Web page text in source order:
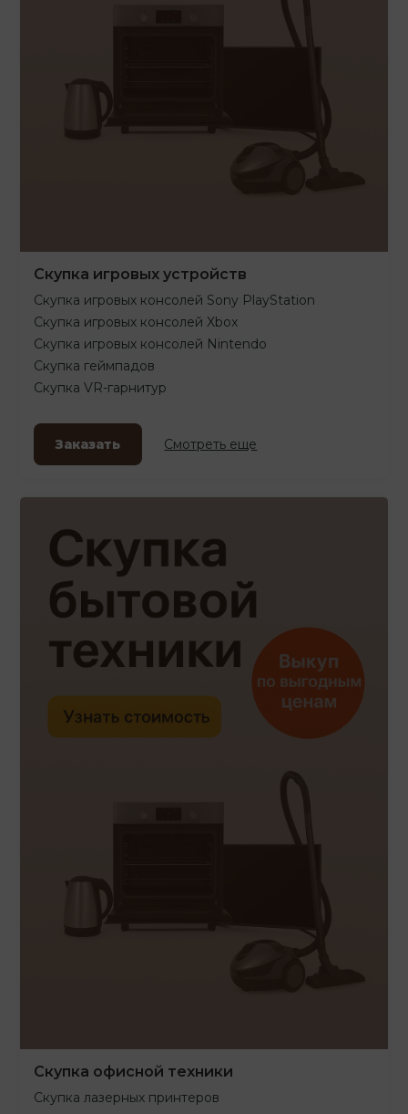
Скупка игровых устройств
Скупка игровых консолей Sony PlayStation
Скупка игровых консолей Xbox
Скупка игровых консолей Nintendo
Скупка геймпадов
Скупка VR-гарнитур
Заказать Смотреть еще
Скупка офисной техники
Скупка лазерных принтеров